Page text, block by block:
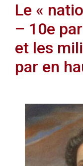
Le «
– 10e
et les
par en